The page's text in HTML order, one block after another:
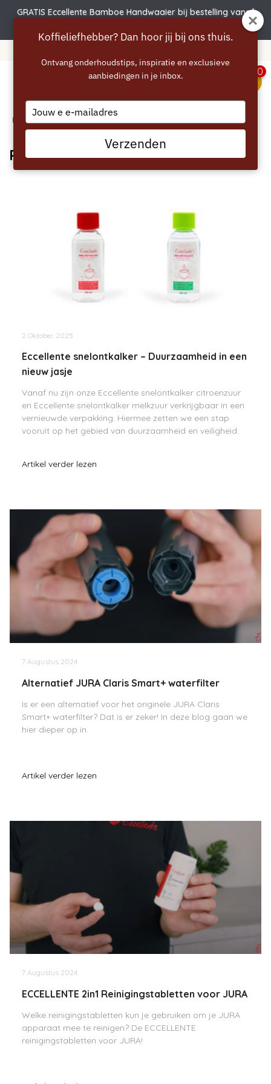
GRATIS Eccellente Bamboe Handwaaier bij bestelling vanaf
0
Home
Producten
2 Oktober 2025
Eccellente snelontkalker – Duurzaamheid in een
nieuw jasje
Vanaf nu zijn onze Eccellente snelontkalker citroenzuur
en Eccellente snelontkalker melkzuur verkrijgbaar in een
vernieuwde verpakking. Hiermee zetten we een stap
vooruit op het gebied van duurzaamheid en veiligheid.
Artikel verder lezen
7 Augustus 2024
Alternatief JURA Claris Smart+ waterfilter
Is er een alternatief voor het originele JURA Claris
Smart+ waterfilter? Dat is er zeker! In deze blog gaan we
hier dieper op in.
Artikel verder lezen
7 Augustus 2024
ECCELLENTE 2in1 Reinigingstabletten voor JURA
Welke reinigingstabletten kun je gebruiken om je JURA
apparaat mee te reinigen? De ECCELLENTE
reinigingstabletten voor JURA!
Koffieliefhebber? Dan hoor jij bij ons thuis.
Ontvang onderhoudstips, inspiratie en exclusieve
aanbiedingen in je inbox.
Type
your
email
Verzenden